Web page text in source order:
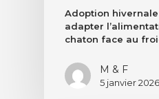
Adoption
adapter
chaton face au
M & F
5 janvier 2026